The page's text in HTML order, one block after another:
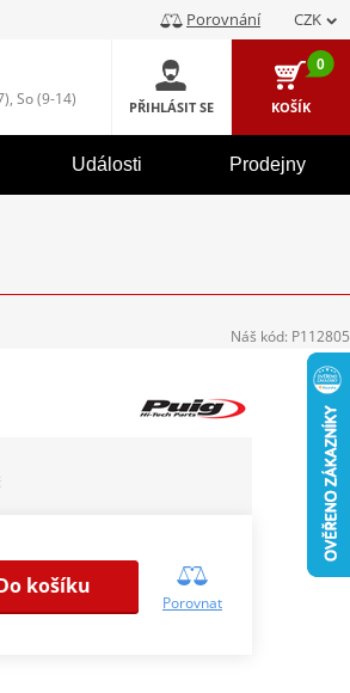
Porovnání CZK
So (9-14) PŘIHLÁSIT SE
0
KOŠÍK
Události Prodejny
košíku
Porovnat
Náš kód: P112805